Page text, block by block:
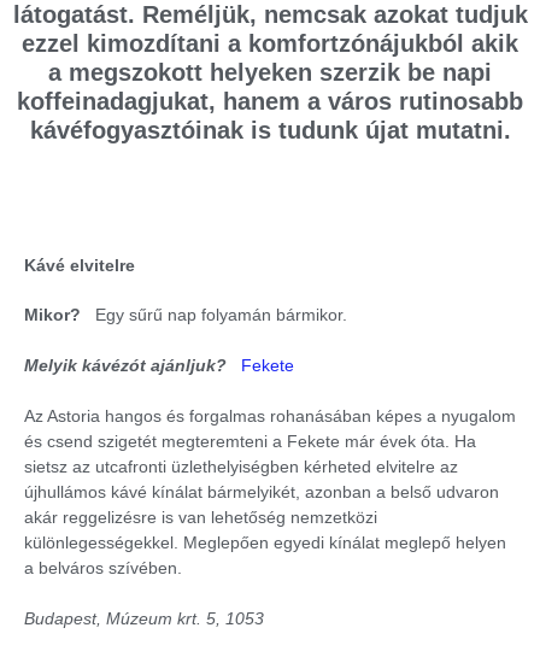
látogatást. Reméljük, nemcsak azokat tudjuk
ezzel kimozdítani a komfortzónájukból akik
a megszokott helyeken szerzik be napi
koffeinadagjukat, hanem a város rutinosabb
kávéfogyasztóinak is tudunk újat mutatni.
Kávé elvitelre
Mikor? Egy sűrű nap folyamán bármikor.
Melyik kávézót ajánljuk? Fekete
Az Astoria hangos és forgalmas rohanásában képes a nyugalom
és csend szigetét megteremteni a Fekete már évek óta. Ha
sietsz az utcafronti üzlethelyiségben kérheted elvitelre az
újhullámos kávé kínálat bármelyikét, azonban a belső udvaron
akár reggelizésre is van lehetőség nemzetközi
különlegességekkel. Meglepően egyedi kínálat meglepő helyen
a belváros szívében.
Budapest, Múzeum krt. 5, 1053